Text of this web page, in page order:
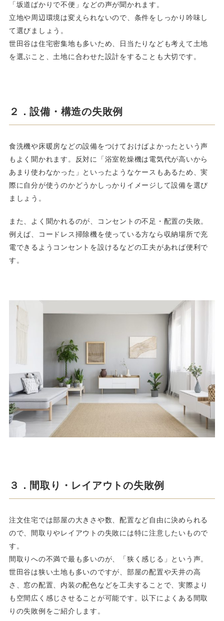
「坂道ばかりで不便」などの声が聞かれます。
立地や周辺環境は変えられないので、条件をしっかり吟味し
て選びましょう。
世田谷は住宅密集地も多いため、日当たりなども考えて土地
を選ぶこと、土地に合わせた設計をすることも大切です。
２．設備・構造の失敗例
食洗機や床暖房などの設備をつけておけばよかったという声
もよく聞かれます。反対に「浴室乾燥機は電気代が高いから
あまり使わなかった」といったようなケースもあるため、実
際に自分が使うのかどうかしっかりイメージして設備を選び
ましょう。
また、よく聞かれるのが、コンセントの不足・配置の失敗。
例えば、コードレス掃除機を使っている方なら収納場所で充
電できるようコンセントを設けるなどの工夫があれば便利で
す。
３．間取り・レイアウトの失敗例
注文住宅では部屋の大きさや数、配置など自由に決められる
ので、間取りやレイアウトの失敗には特に注意したいもので
す。
間取りへの不満で最も多いのが、「狭く感じる」という声。
世田谷は狭い土地も多いのですが、部屋の配置や天井の高
さ、窓の配置、内装の配色などを工夫することで、実際より
も空間広く感じさせることが可能です。以下によくある間取
りの失敗例をご紹介します。